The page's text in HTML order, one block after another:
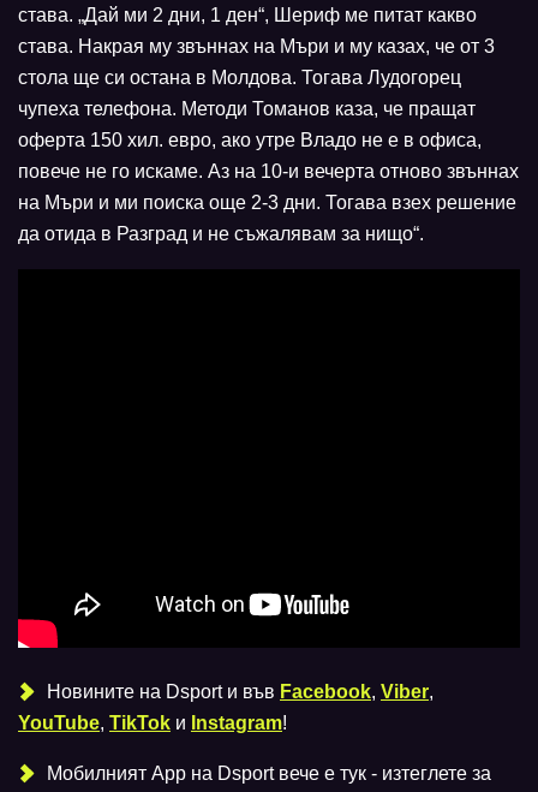
става. „Дай ми 2 дни, 1 ден“, Шериф ме питат какво
става. Накрая му звъннах на Мъри и му казах, че от 3
стола ще си остана в Молдова. Тогава Лудогорец
чупеха телефона. Методи Томанов каза, че пращат
оферта 150 хил. евро, ако утре Владо не е в офиса,
повече не го искаме. Аз на 10-и вечерта отново звъннах
на Мъри и ми поиска още 2-3 дни. Тогава взех решение
да отида в Разград и не съжалявам за нищо“.
Новините на Dsport и във Facebook, Viber,
YouTube, TikTok и Instagram!
Мобилният Аpp на Dsport вече е тук - изтеглете за